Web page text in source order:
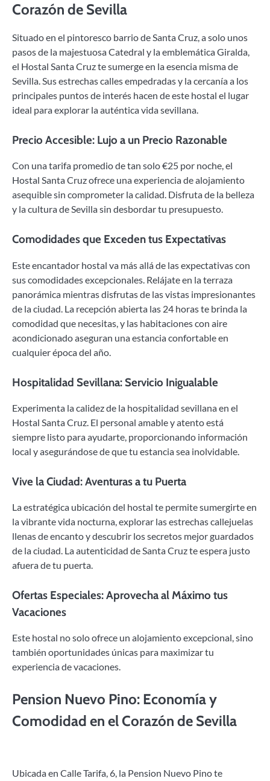
Corazón de Sevilla
Situado en el pintoresco barrio de Santa Cruz, a solo unos
pasos de la majestuosa Catedral y la emblemática Giralda,
el Hostal Santa Cruz te sumerge en la esencia misma de
Sevilla. Sus estrechas calles empedradas y la cercanía a los
principales puntos de interés hacen de este hostal el lugar
ideal para explorar la auténtica vida sevillana.
Precio Accesible: Lujo a un Precio Razonable
Con una tarifa promedio de tan solo €25 por noche, el
Hostal Santa Cruz ofrece una experiencia de alojamiento
asequible sin comprometer la calidad. Disfruta de la belleza
y la cultura de Sevilla sin desbordar tu presupuesto.
Comodidades que Exceden tus Expectativas
Este encantador hostal va más allá de las expectativas con
sus comodidades excepcionales. Relájate en la terraza
panorámica mientras disfrutas de las vistas impresionantes
de la ciudad. La recepción abierta las 24 horas te brinda la
comodidad que necesitas, y las habitaciones con aire
acondicionado aseguran una estancia confortable en
cualquier época del año.
Hospitalidad Sevillana: Servicio Inigualable
Experimenta la calidez de la hospitalidad sevillana en el
Hostal Santa Cruz. El personal amable y atento está
siempre listo para ayudarte, proporcionando información
local y asegurándose de que tu estancia sea inolvidable.
Vive la Ciudad: Aventuras a tu Puerta
La estratégica ubicación del hostal te permite sumergirte en
la vibrante vida nocturna, explorar las estrechas callejuelas
llenas de encanto y descubrir los secretos mejor guardados
de la ciudad. La autenticidad de Santa Cruz te espera justo
afuera de tu puerta.
Ofertas Especiales: Aprovecha al Máximo tus
Vacaciones
Este hostal no solo ofrece un alojamiento excepcional, sino
también oportunidades únicas para maximizar tu
experiencia de vacaciones.
Pension Nuevo Pino: Economía y
Comodidad en el Corazón de Sevilla
Ubicada en Calle Tarifa, 6, la Pension Nuevo Pino te